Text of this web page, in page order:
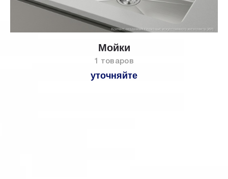
Мойки
1 товаров
уточняйте